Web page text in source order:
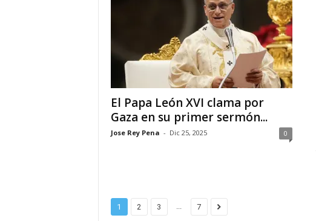
El Papa León XVI clama por
Gaza en su primer sermón...
Jose Rey Pena - Dic 25, 2025 0
1 2 3 ... 7